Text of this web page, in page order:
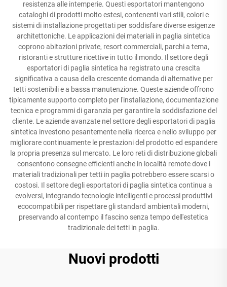
resistenza alle intemperie. Questi esportatori mantengono
cataloghi di prodotti molto estesi, contenenti vari stili, colori e
sistemi di installazione progettati per soddisfare diverse esigenze
architettoniche. Le applicazioni dei materiali in paglia sintetica
coprono abitazioni private, resort commerciali, parchi a tema,
ristoranti e strutture ricettive in tutto il mondo. Il settore degli
esportatori di paglia sintetica ha registrato una crescita
significativa a causa della crescente domanda di alternative per
tetti sostenibili e a bassa manutenzione. Queste aziende offrono
tipicamente supporto completo per l'installazione, documentazione
tecnica e programmi di garanzia per garantire la soddisfazione del
cliente. Le aziende avanzate nel settore degli esportatori di paglia
sintetica investono pesantemente nella ricerca e nello sviluppo per
migliorare continuamente le prestazioni del prodotto ed espandere
la propria presenza sul mercato. Le loro reti di distribuzione globali
consentono consegne efficienti anche in località remote dove i
materiali tradizionali per tetti in paglia potrebbero essere scarsi o
costosi. Il settore degli esportatori di paglia sintetica continua a
evolversi, integrando tecnologie intelligenti e processi produttivi
ecocompatibili per rispettare gli standard ambientali moderni,
preservando al contempo il fascino senza tempo dell'estetica
tradizionale dei tetti in paglia.
Nuovi prodotti